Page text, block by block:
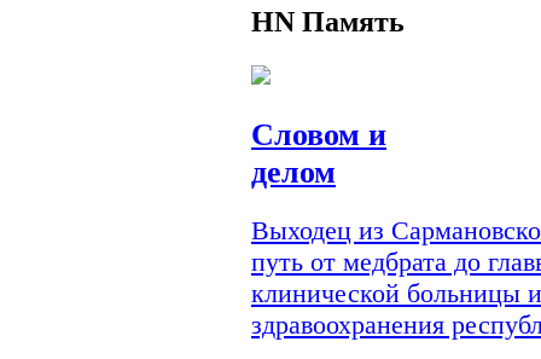
HN Память
Словом и
делом
Выходец из
путь от медбрата до
клинической больницы
здравоохранения